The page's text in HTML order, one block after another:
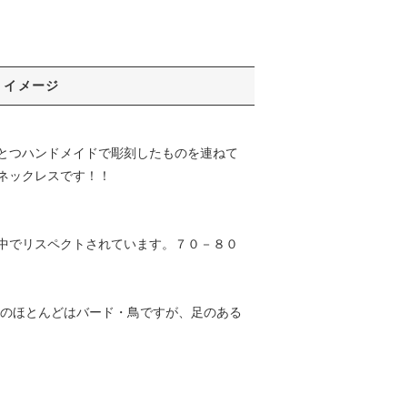
イメージ
つハンドメイドで彫刻したものを連ねて
クレスです！！
リスペクトされています。７０－８０
ほとんどはバード・鳥ですが、足のある